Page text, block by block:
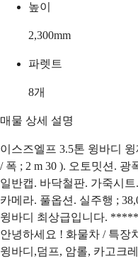
높이
2,300mm
파렛트
8개
매물 상세 설명
이스즈엘프 3.5톤 윙바디 윙
/ 폭 ; 2 m 30 ). 오토밋션.
일반캡. 바닥철판. 가죽시
카메라. 풀옵션. 실주행 ;
윙바디 최상급입니다.
안녕하세요 ! 화물차 / 특장
윙바디,덤프, 암롤, 카고크